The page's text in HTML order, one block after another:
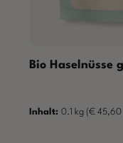
Bio Haselnüsse
Inhalt: 0.1 kg (€ 45,60